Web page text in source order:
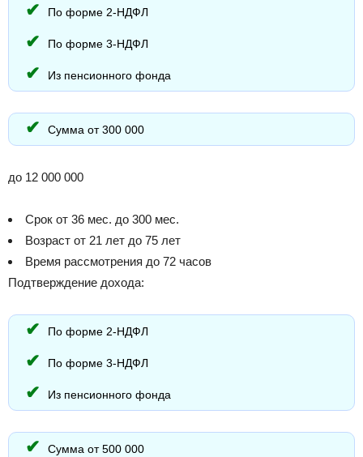
По форме 2-НДФЛ
По форме 3-НДФЛ
Из пенсионного фонда
Сумма от 300 000
до 12 000 000
Срок от 36 мес. до 300 мес.
Возраст от 21 лет до 75 лет
Время рассмотрения до 72 часов
Подтверждение дохода:
По форме 2-НДФЛ
По форме 3-НДФЛ
Из пенсионного фонда
Сумма от 500 000